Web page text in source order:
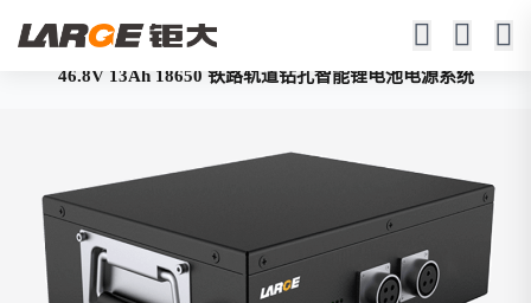
46.8V 13Ah 18650 铁路轨道钻孔智能锂电池电源系统